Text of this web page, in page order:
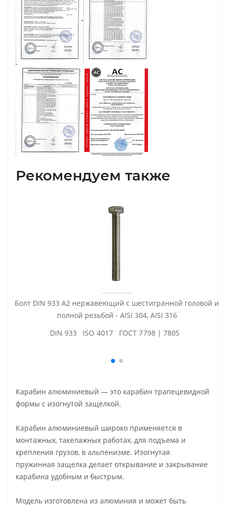
Рекомендуем также
Болт DIN 933 А2 нержавеющий с шестигранной головой и
полной резьбой - AISI 304, AISI 316
DIN 933 ISO 4017 ГОСТ 7798 | 7805
Карабин алюминиевый — это карабин трапецевидной
формы с изогнутой защелкой.
Карабин алюминиевый широко применяется в
монтажных, такелажных работах, для подъема и
крепления грузов, в альпенизме. Изогнутая
пружинная защелка делает открывание и закрывание
карабина удобным и быстрым.
Модель изготовлена из алюминия и может быть